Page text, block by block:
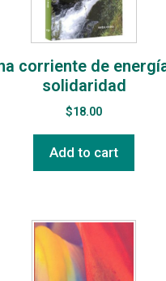
corriente de
solidaridad
$18.00
Add to cart